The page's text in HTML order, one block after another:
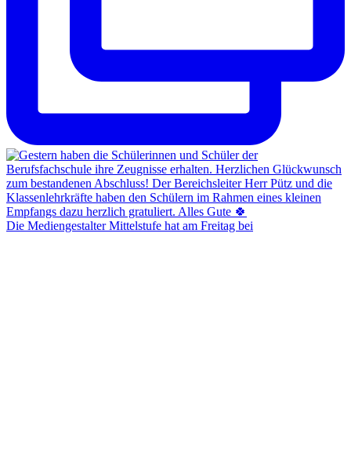
Die Mediengestalter Mittelstufe hat am Freitag bei